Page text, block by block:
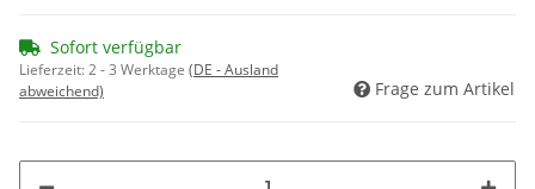
Sofort verfügbar
Lieferzeit:2 - 3 Werktage (DE - Ausland
abweichend)
Frage zum Artikel